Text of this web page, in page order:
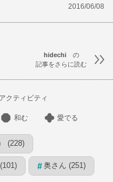
2016/06/08
hidechiの
記事をさらに読む
アクティビティ
和む 愛でる
(228)
# 奥さん (251)